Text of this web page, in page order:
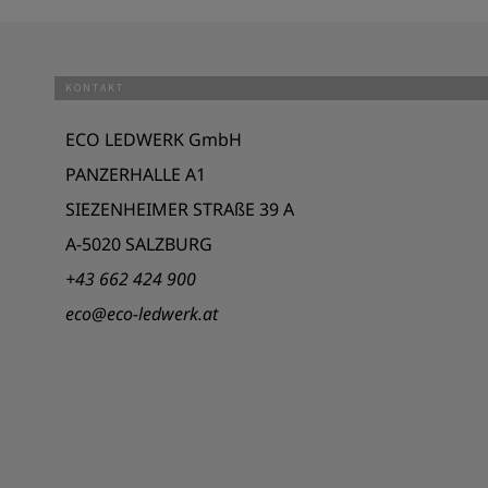
KONTAKT
ECO LEDWERK GmbH
PANZERHALLE A1
SIEZENHEIMER STRAßE 39 A
A-5020 SALZBURG
+43 662 424 900
eco@eco-ledwerk.at